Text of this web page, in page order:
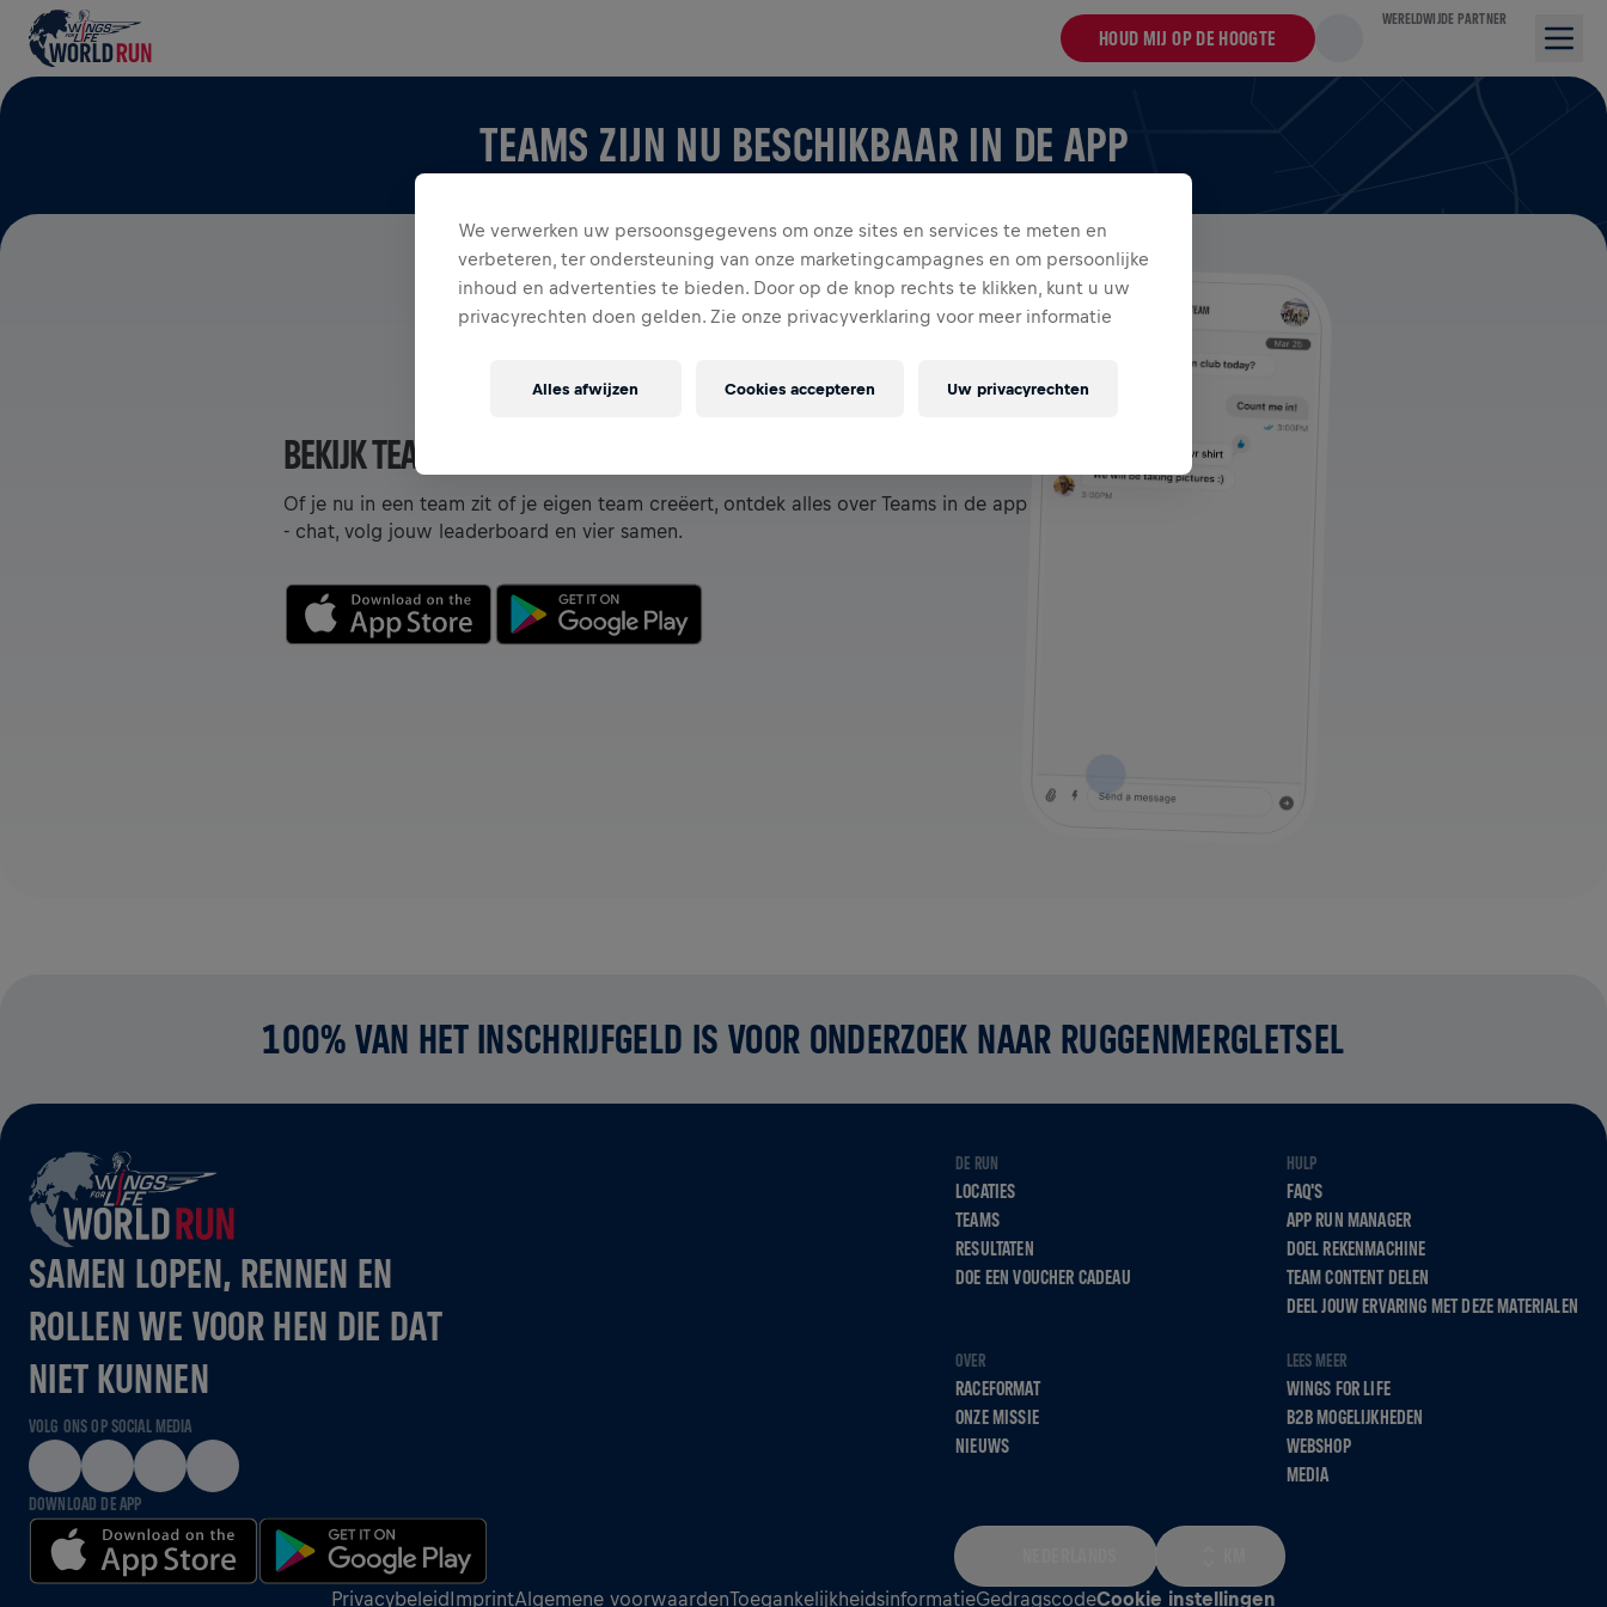
HOUD MIJ OP DE HOOGTE
WERELDWIJDE PARTNER
TEAMS ZIJN NU BESCHIKBAAR IN DE APP
BEKIJK TEAMS IN DE APP
Of je nu in een team zit of je eigen team creëert, ontdek alles over Teams in de app
- chat, volg jouw leaderboard en vier samen.
100% VAN HET INSCHRIJFGELD IS VOOR ONDERZOEK NAAR RUGGENMERGLETSEL
SAMEN LOPEN, RENNEN EN
ROLLEN WE VOOR HEN DIE DAT
NIET KUNNEN
VOLG ONS OP SOCIAL MEDIA
DOWNLOAD DE APP
DE RUN
LOCATIES
TEAMS
RESULTATEN
DOE EEN VOUCHER CADEAU
HULP
FAQ'S
APP RUN MANAGER
DOEL REKENMACHINE
TEAM CONTENT DELEN
DEEL JOUW ERVARING MET DEZE MATERIALEN
OVER
RACEFORMAT
ONZE MISSIE
NIEUWS
LEES MEER
WINGS FOR LIFE
B2B MOGELIJKHEDEN
WEBSHOP
MEDIA
PrivacybeleidImprintAlgemene voorwaardenToegankelijkheidsinformatieGedragscodeCookie instellingen
We verwerken uw persoonsgegevens om onze sites en services te meten en
verbeteren, ter ondersteuning van onze marketingcampagnes en om persoonlijke
inhoud en advertenties te bieden. Door op de knop rechts te klikken, kunt u uw
privacyrechten doen gelden. Zie onze privacyverklaring voor meer informatie
Uw privacyrechten
Alles afwijzen Cookies accepteren